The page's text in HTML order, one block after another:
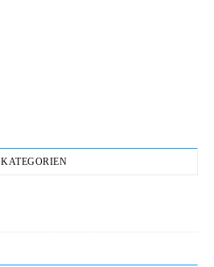
KATEGORIEN